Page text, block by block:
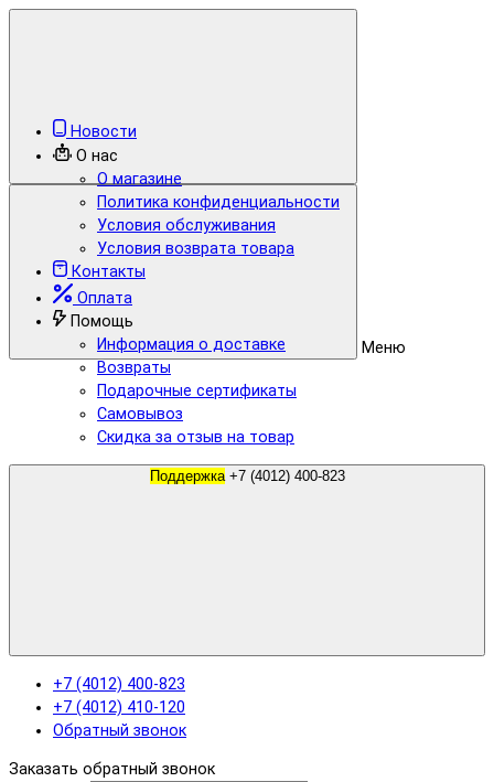
Меню
Новости
О нас
О магазине
Политика конфиденциальности
Условия обслуживания
Условия возврата товара
Контакты
Оплата
Помощь
Информация о доставке
Возвраты
Подарочные сертификаты
Самовывоз
Скидка за отзыв на товар
Поддержка +7 (4012) 400-823
+7 (4012) 400-823
+7 (4012) 410-120
Обратный звонок
Заказать обратный звонок